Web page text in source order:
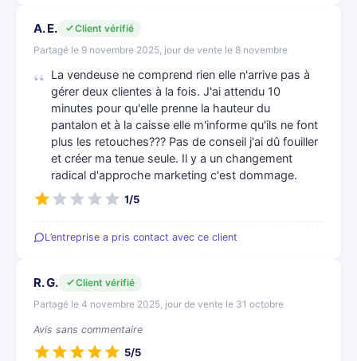
A. E.
Client vérifié
Partagé le 9 novembre 2025, jour de vente le 8 novembre
La vendeuse ne comprend rien elle n'arrive pas à
gérer deux clientes à la fois. J'ai attendu 10
minutes pour qu'elle prenne la hauteur du
pantalon et à la caisse elle m'informe qu'ils ne font
plus les retouches??? Pas de conseil j'ai dû fouiller
et créer ma tenue seule. Il y a un changement
radical d'approche marketing c'est dommage.
1/5
L’entreprise a pris contact avec ce client
R. G.
Client vérifié
Partagé le 4 novembre 2025, jour de vente le 31 octobre
Avis sans commentaire
5/5